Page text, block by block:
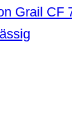
Grail CF